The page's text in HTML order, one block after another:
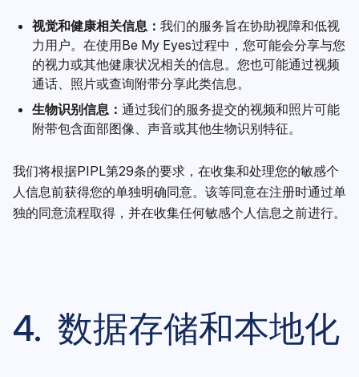
视觉和健康相关信息： 我们的服务旨在协助视障和低视
力用户。在使用Be My Eyes过程中，您可能会分享与您
的视力或其他健康状况相关的信息。您也可能通过视频
通话、照片或查询附带分享此类信息。
生物识别信息： 通过我们的服务提交的视频和照片可能
附带包含面部图像、声音或其他生物识别特征。
我们将根据PIPL第29条的要求，在收集和处理您的敏感个
人信息前获得您的单独明确同意。该等同意在注册时通过单
独的同意流程取得，并在收集任何敏感个人信息之前进行。
4. 数据存储和本地化